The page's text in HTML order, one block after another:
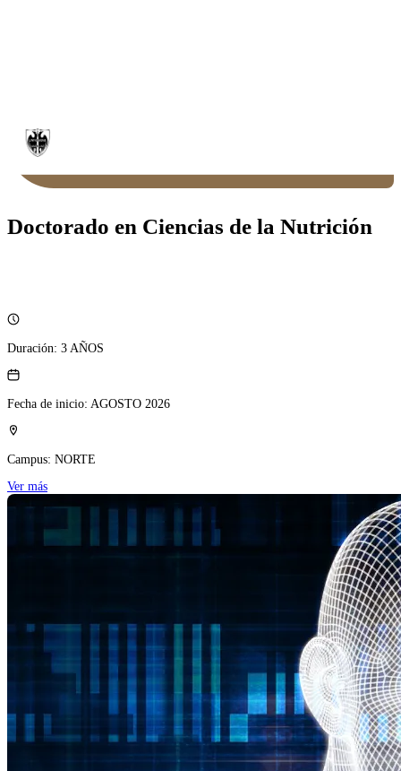
Doctorado en Ciencias de la Nutrición
Duración: 3 AÑOS
Fecha de inicio: AGOSTO 2026
Campus: NORTE
Ver más